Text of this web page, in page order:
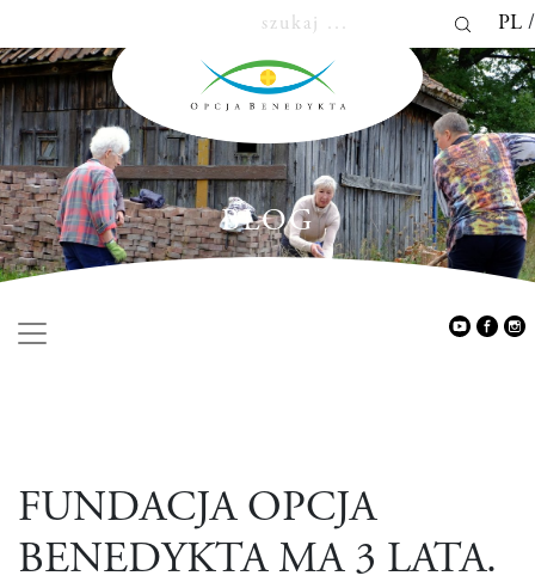
PL
BLOG
FUNDACJA OPCJA
BENEDYKTA MA 3 LATA.